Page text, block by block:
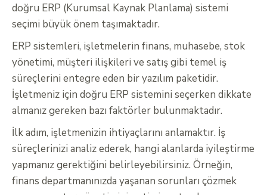
doğru ERP (Kurumsal Kaynak Planlama) sistemi
seçimi büyük önem taşımaktadır.
ERP sistemleri, işletmelerin finans, muhasebe, stok
yönetimi, müşteri ilişkileri ve satış gibi temel iş
süreçlerini entegre eden bir yazılım paketidir.
İşletmeniz için doğru ERP sistemini seçerken dikkate
almanız gereken bazı faktörler bulunmaktadır.
İlk adım, işletmenizin ihtiyaçlarını anlamaktır. İş
süreçlerinizi analiz ederek, hangi alanlarda iyileştirme
yapmanız gerektiğini belirleyebilirsiniz. Örneğin,
finans departmanınızda yaşanan sorunları çözmek